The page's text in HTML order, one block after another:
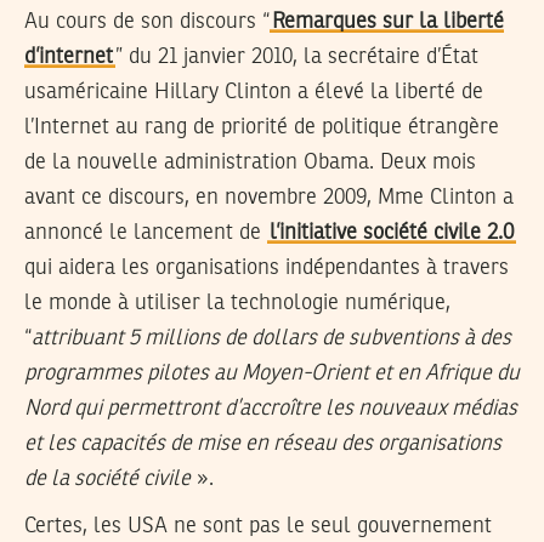
Au cours de son discours “ Remarques sur la liberté
d’internet” du 21 janvier 2010, la secrétaire d’État
usaméricaine Hillary Clinton a élevé la liberté de
l’Internet au rang de priorité de politique étrangère
de la nouvelle administration Obama. Deux mois
avant ce discours, en novembre 2009, Mme Clinton a
annoncé le lancement de l’initiative société civile 2.0
qui aidera les organisations indépendantes à travers
le monde à utiliser la technologie numérique,
“attribuant 5 millions de dollars de subventions à des
programmes pilotes au Moyen-Orient et en Afrique du
Nord qui permettront d’accroître les nouveaux médias
et les capacités de mise en réseau des organisations
de la société civile».
Certes, les USA ne sont pas le seul gouvernement